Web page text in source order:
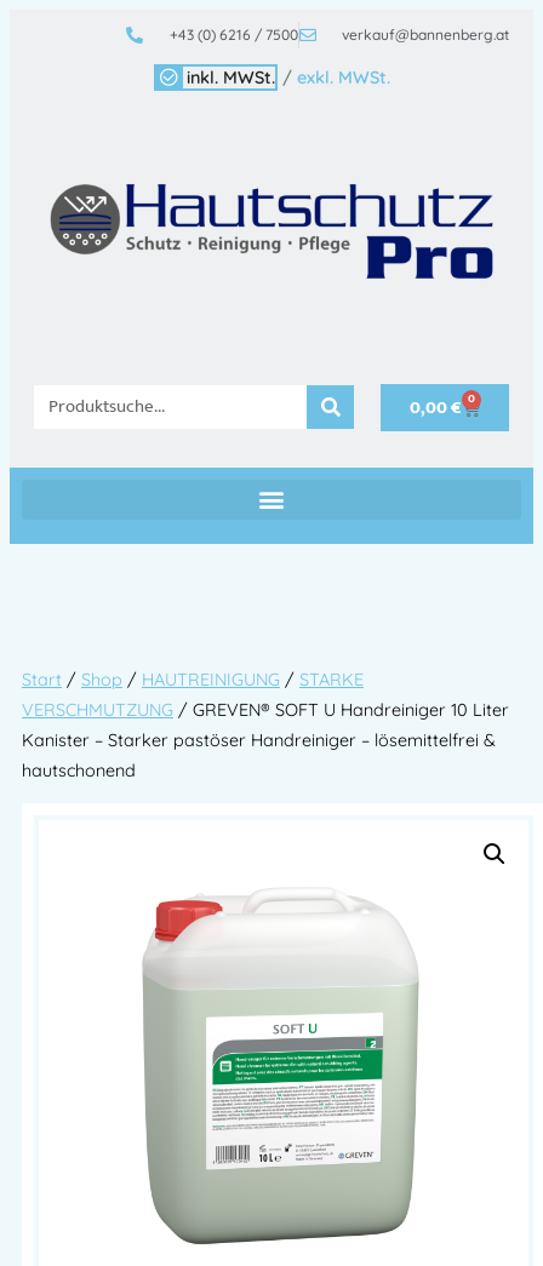
+43 (0) 6216 / 7500 verkauf@bannenberg.at
inkl. MWSt. / exkl. MWSt.
0,00€ 0
Start / Shop / HAUTREINIGUNG / STARKE
VERSCHMUTZUNG / GREVEN® SOFT U Handreiniger 10 Liter
Kanister – Starker pastöser Handreiniger – lösemittelfrei &
hautschonend